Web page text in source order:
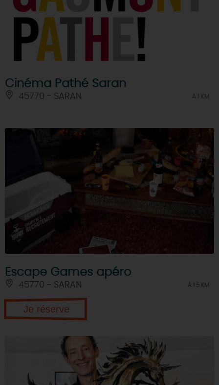
Cinéma Pathé Saran
45770 - SARAN À 1 KM
Escape Games apéro
45770 - SARAN À 1.5 KM
Je réserve